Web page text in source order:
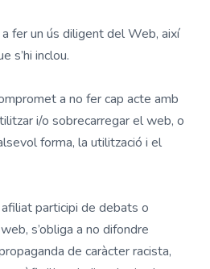
fer un ús diligent del Web, així
s’hi inclou.
a no fer cap acte amb
i/o sobrecarregar el web, o
forma, la utilització i el
afiliat participi de debats o
s’obliga a no difondre
de caràcter racista,